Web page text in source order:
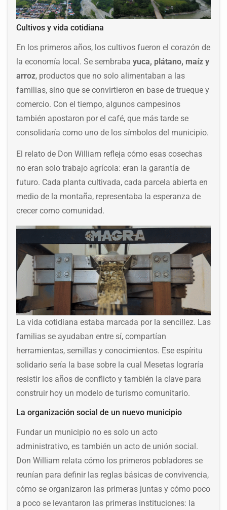
Cultivos y vida cotidiana
En los primeros años, los cultivos fueron el corazón de
la economía local. Se sembraba yuca, plátano, maíz y
arroz, productos que no solo alimentaban a las
familias, sino que se convirtieron en base de trueque y
comercio. Con el tiempo, algunos campesinos
también apostaron por el café, que más tarde se
consolidaría como uno de los símbolos del municipio.
El relato de Don William refleja cómo esas cosechas
no eran solo trabajo agrícola: eran la garantía de
futuro. Cada planta cultivada, cada parcela abierta en
medio de la montaña, representaba la esperanza de
crecer como comunidad.
La vida cotidiana estaba marcada por la sencillez. Las
familias se ayudaban entre sí, compartían
herramientas, semillas y conocimientos. Ese espíritu
solidario sería la base sobre la cual Mesetas lograría
resistir los años de conflicto y también la clave para
construir hoy un modelo de turismo comunitario.
La organización social de un nuevo municipio
Fundar un municipio no es solo un acto
administrativo, es también un acto de unión social.
Don William relata cómo los primeros pobladores se
reunían para definir las reglas básicas de convivencia,
cómo se organizaron las primeras juntas y cómo poco
a poco se levantaron las primeras instituciones: la